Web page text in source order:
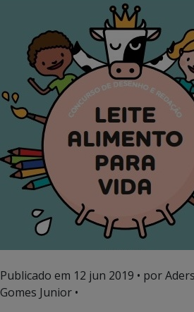
Publicado em 12 jun 2019 • por
Gomes Junior •